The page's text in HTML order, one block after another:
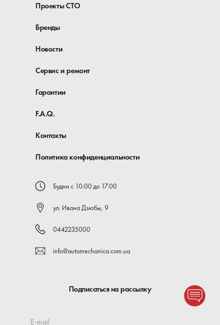
Проекты СТО
Бренды
Новости
Сервис и ремонт
Гарантии
F.A.Q.
Контакты
Политика конфиденциальности
Будни с 10:00 до 17:00
ул. Ивана Дзюбы, 9
0442235000
info@automechanica.com.ua
Подписаться на рассылку
E-mail